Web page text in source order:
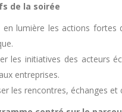
de la soirée
en lumière les actions fortes
les initiatives des acteurs
entreprises.
les rencontres, échanges